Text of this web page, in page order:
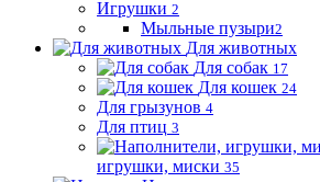
Игрушки 2
Мыльные пузыри2
Для животных
Для собак 17
Для кошек 24
Для грызунов 4
Для птиц 3
игрушки, миски 35